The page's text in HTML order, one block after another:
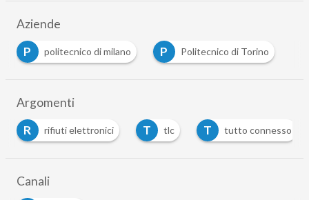
Aziende
P
politecnico di milano P Politecnico di Torino
Argomenti
R
rifiuti elettronici T tlc T tutto connesso
Canali